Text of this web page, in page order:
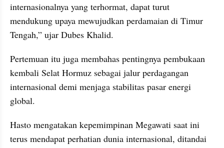
internasionalnya yang terhormat, dapat turut
mendukung upaya mewujudkan perdamaian di Timur
Tengah,” ujar Dubes Khalid.
Pertemuan itu juga membahas pentingnya pembukaan
kembali Selat Hormuz sebagai jalur perdagangan
internasional demi menjaga stabilitas pasar energi
global.
Hasto mengatakan kepemimpinan Megawati saat ini
terus mendapat perhatian dunia internasional, ditandai